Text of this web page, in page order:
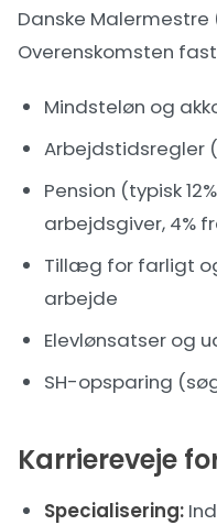
Danske
Overenskomsten
Mindsteløn og
Arbejdstidsregler
Pension (typisk
arbejdsgiver, 4%
Tillæg for farligt
arbejde
Elevlønsatser og
SH-opsparing
Karriereveje
Specialisering: